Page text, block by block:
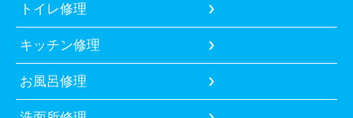
トイレ修理
キッチン修理
お風呂修理